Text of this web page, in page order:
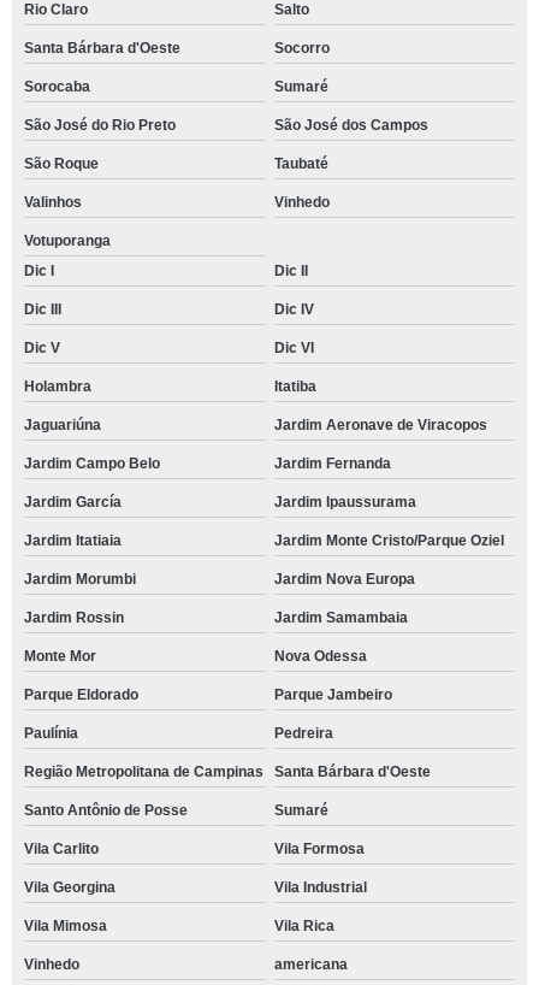
Rio Claro Salto
Santa Bárbara d'Oeste Socorro
Sorocaba Sumaré
São José do Rio Preto São José dos Campos
São Roque Taubaté
Valinhos Vinhedo
Votuporanga
Dic I
Dic II
Dic III Dic IV
Dic V Dic VI
Holambra Itatiba
Jaguariúna Jardim Aeronave de Viracopos
Jardim Campo Belo Jardim Fernanda
Jardim García Jardim Ipaussurama
Jardim Itatiaia Jardim Monte Cristo/Parque Oziel
Jardim Morumbi Jardim Nova Europa
Jardim Rossin Jardim Samambaia
Monte Mor Nova Odessa
Parque Eldorado Parque Jambeiro
Paulínia Pedreira
Região Metropolitana de Campinas Santa Bárbara d'Oeste
Santo Antônio de Posse Sumaré
Vila Carlito Vila Formosa
Vila Georgina Vila Industrial
Vila Mimosa Vila Rica
Vinhedo
americana